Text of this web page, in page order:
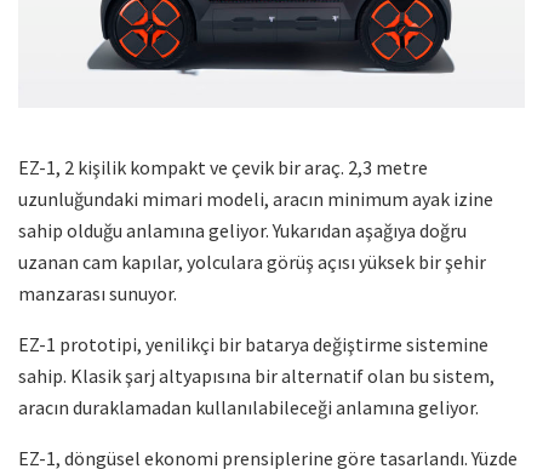
EZ-1, 2 kişilik kompakt ve çevik bir araç. 2,3 metre
uzunluğundaki mimari modeli, aracın minimum ayak izine
sahip olduğu anlamına geliyor. Yukarıdan aşağıya doğru
uzanan cam kapılar, yolculara görüş açısı yüksek bir şehir
manzarası sunuyor.
EZ-1 prototipi, yenilikçi bir batarya değiştirme sistemine
sahip. Klasik şarj altyapısına bir alternatif olan bu sistem,
aracın duraklamadan kullanılabileceği anlamına geliyor.
EZ-1, döngüsel ekonomi prensiplerine göre tasarlandı. Yüzde